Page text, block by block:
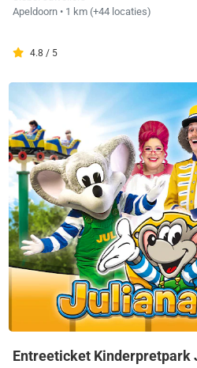
Apeldoorn • 1 km (+44 locaties)
4.8 / 5
Entreeticket Kinderpretpark